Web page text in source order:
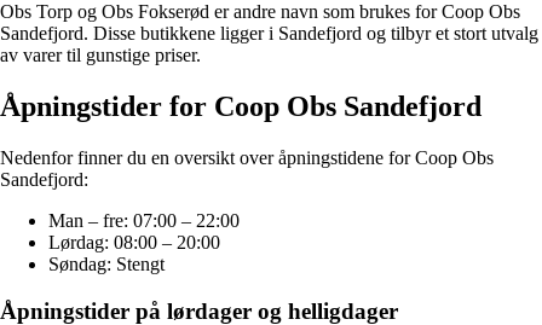
Obs Torp og Obs Fokserød er andre navn som brukes for Coop Obs
Sandefjord. Disse butikkene ligger i Sandefjord og tilbyr et stort utvalg
av varer til gunstige priser.
Åpningstider for Coop Obs Sandefjord
Nedenfor finner du en oversikt over åpningstidene for Coop Obs
Sandefjord:
Man – fre: 07:00 – 22:00
Lørdag: 08:00 – 20:00
Søndag: Stengt
Åpningstider på lørdager og helligdager